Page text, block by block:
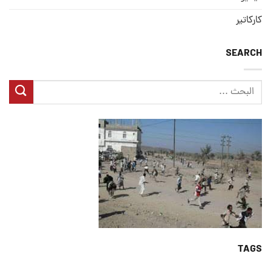
كاركاتير
SEARCH
TAGS